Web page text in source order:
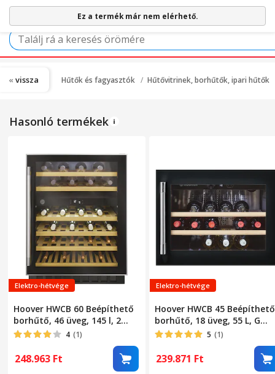
Ez a termék már nem elérhető.
Hűtők és fagyasztók Hűtővitrinek, borhűtők, ipari hűtők
vissza
Hasonló termékek
Elektro-hétvége
Hoover HWCB 60 Beépíthető
borhűtő, 46 üveg, 145 l, 2
hűtési zóna, LED, G
Fekete
4 (1)
248.963 Ft
Elektro-hétvége
Hoover HWCB 45 Beépíthető
borhűtő, 18 üveg, 55 L, G
energiaosztály, 45 cm,
5 (1)
239.871 Ft